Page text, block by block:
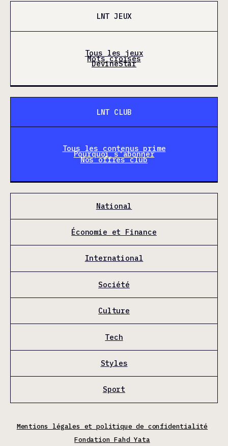
LNT JEUX
Tous les jeux
Mots croisés
DevineStar
LNT CLUB
Tous les contenus prime
Pourquoi s'abonner
Nos offres club
National
Économie et Finance
International
Société
Culture
Tech
Styles
Sport
Mentions légales et politique de confidentialité
Fondation Fahd Yata